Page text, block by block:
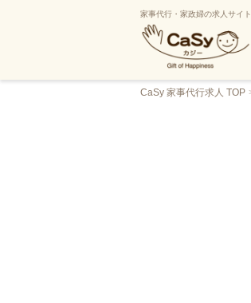
家事代行・家政婦の求人サイト
CaSy 家事代行求人 TOP